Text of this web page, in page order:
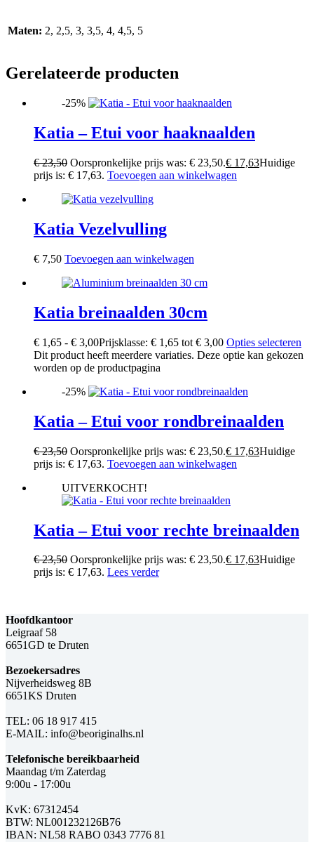
Maten: 2, 2,5, 3, 3,5, 4, 4,5, 5
Gerelateerde producten
-25%
Katia – Etui voor haaknaalden
€23,50 Oorspronkelijke prijs was: € 23,50.€ 17,63Huidige
prijs is: € 17,63. Toevoegen aan winkelwagen
Katia Vezelvulling
€ 7,50 Toevoegen aan winkelwagen
Katia breinaalden 30cm
€ 1,65 - € 3,00Prijsklasse: € 1,65 tot € 3,00 Opties selecteren
Dit product heeft meerdere variaties. Deze optie kan gekozen
worden op de productpagina
-25%
Katia – Etui voor rondbreinaalden
€23,50 Oorspronkelijke prijs was: € 23,50.€ 17,63Huidige
prijs is: € 17,63. Toevoegen aan winkelwagen
UITVERKOCHT!
Katia – Etui voor rechte breinaalden
€23,50 Oorspronkelijke prijs was: € 23,50.€ 17,63Huidige
prijs is: € 17,63. Lees verder
Hoofdkantoor
Leigraaf 58
6651GD te Druten
Bezoekersadres
Nijverheidsweg 8B
6651KS Druten
TEL: 06 18 917 415
E-MAIL: info@beoriginalhs.nl
Telefonische bereikbaarheid
Maandag t/m Zaterdag
9:00u - 17:00u
KvK: 67312454
BTW: NL001232126B76
IBAN: NL58 RABO 0343 7776 81